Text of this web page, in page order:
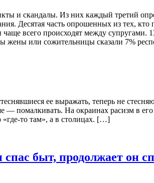
и скандалы. Из них каждый третий
Десятая часть опрошенных из тех,
всего происходят между
или сожительницы сказали 7%
ее выражать, теперь не
помалкивать. На окраинах расизм в
«где-то там», а в столицах. […]
быт, продолжает он